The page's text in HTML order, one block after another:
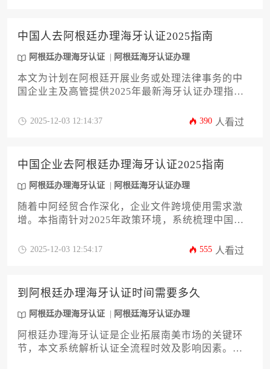
动顺利推进。掌握阿根廷办理海牙认证的时间线，
是成功出海的第一步。
中国人去阿根廷办理海牙认证2025指南
阿根廷办理海牙认证 阿根廷海牙认证办理
本文为计划在阿根廷开展业务或处理法律事务的中
国企业主及高管提供2025年最新海牙认证办理指
证流程、外交部认证、注意事项及常见问题解析，
2025-12-03 12:14:37 390 人看过
中国企业去阿根廷办理海牙认证2025指南
阿根廷办理海牙认证 阿根廷海牙认证办理
随着中阿经贸合作深化，企业文件跨境使用需求激
增。本指南针对2025年政策环境，系统梳理中国企
必要性、文件类型划分、公证衔接、外交部认证、
场奠定坚实基础。文中将详解阿根廷办理海牙认证
的关键环节与时效优化策略。
2025-12-03 12:54:17 555 人看过
到阿根廷办理海牙认证时间需要多久
阿根廷办理海牙认证 阿根廷海牙认证办理
阿根廷办理海牙认证是企业拓展南美市场的关键环
节，本文系统解析认证全流程时效及影响因素。从